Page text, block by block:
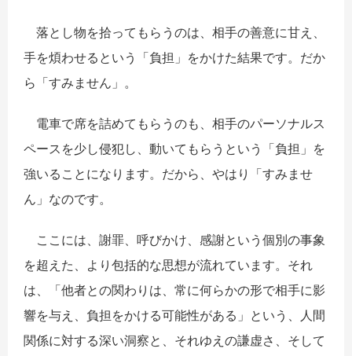
落とし物を拾ってもらうのは、相手の善意に甘え、
手を煩わせるという「負担」をかけた結果です。だか
ら「すみません」。
電車で席を詰めてもらうのも、相手のパーソナルス
ペースを少し侵犯し、動いてもらうという「負担」を
強いることになります。だから、やはり「すみませ
ん」なのです。
ここには、謝罪、呼びかけ、感謝という個別の事象
を超えた、より包括的な思想が流れています。それ
は、「他者との関わりは、常に何らかの形で相手に影
響を与え、負担をかける可能性がある」という、人間
関係に対する深い洞察と、それゆえの謙虚さ、そして